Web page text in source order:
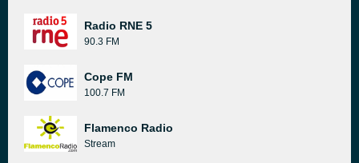
Radio RNE 5
90.3 FM
Cope FM
100.7 FM
Flamenco Radio
Stream